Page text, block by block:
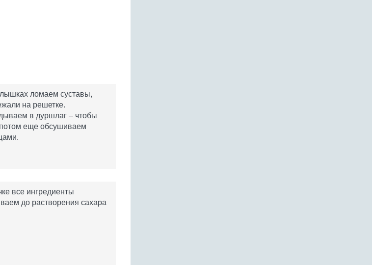
ломаем суставы,
на решетке.
в дуршлаг – чтобы
еще обсушиваем
все ингредиенты
до растворения сахара